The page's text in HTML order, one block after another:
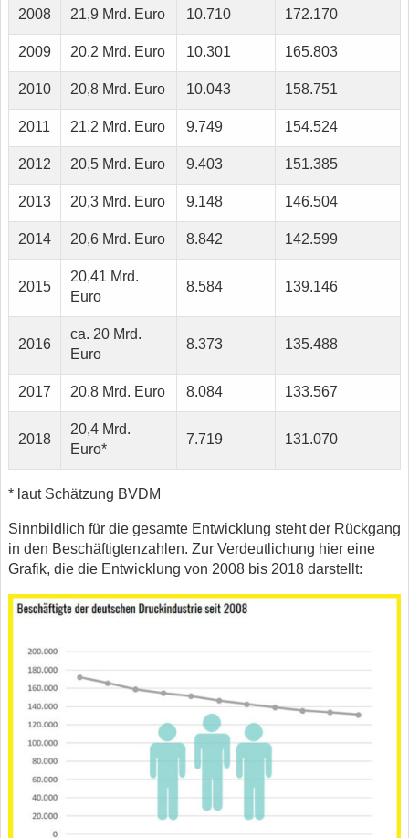
2008 21,9 Mrd. Euro 10.710 172.170
2009 20,2 Mrd. Euro 10.301 165.803
2010 20,8 Mrd. Euro 10.043 158.751
2011 21,2 Mrd. Euro 9.749 154.524
2012 20,5 Mrd. Euro 9.403 151.385
2013 20,3 Mrd. Euro 9.148 146.504
2014 20,6 Mrd. Euro 8.842 142.599
2015
20,41 Mrd.
Euro
8.584 139.146
2016
ca. 20 Mrd.
Euro
8.373 135.488
2017 20,8 Mrd. Euro 8.084 133.567
2018
20,4 Mrd.
Euro*
7.719 131.070
* laut Schätzung BVDM
Sinnbildlich für die gesamte Entwicklung steht der Rückgang
in den Beschäftigtenzahlen. Zur Verdeutlichung hier eine
Grafik, die die Entwicklung von 2008 bis 2018 darstellt: